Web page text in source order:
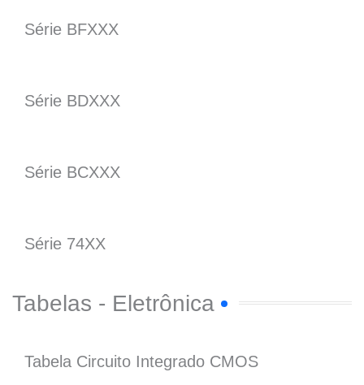
Série BFXXX
Série BDXXX
Série BCXXX
Série 74XX
Tabelas - Eletrônica
Tabela Circuito Integrado CMOS